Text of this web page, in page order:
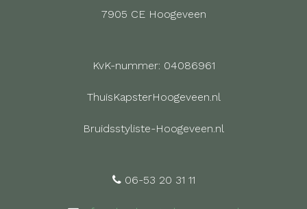
7905 CE Hoogeveen
KvK-nummer: 04086961
ThuisKapsterHoogeveen.nl
Bruidsstyliste-Hoogeveen.nl
06-53 20 31 11